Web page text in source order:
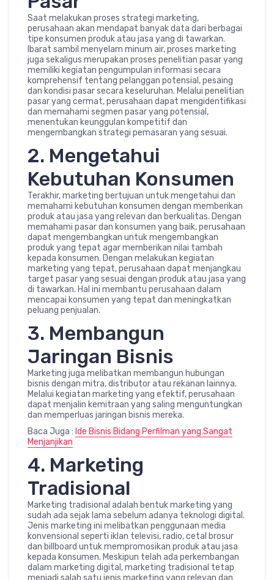
Saat melakukan proses strategi marketing,
perusahaan akan mendapat banyak data dari berbagai
tipe konsumen produk atau jasa yang di tawarkan.
Ibarat sambil menyelam minum air, proses marketing
juga sekaligus merupakan proses penelitian pasar yang
memiliki kegiatan pengumpulan informasi secara
komprehensif tentang pelanggan potensial, pesaing
dan kondisi pasar secara keseluruhan. Melalui penelitian
pasar yang cermat, perusahaan dapat mengidentifikasi
dan memahami segmen pasar yang potensial,
menentukan keunggulan kompetitif dan
mengembangkan strategi pemasaran yang sesuai.
2. Mengetahui
Kebutuhan Konsumen
Terakhir, marketing bertujuan untuk mengetahui dan
memahami kebutuhan konsumen dengan memberikan
produk atau jasa yang relevan dan berkualitas. Dengan
memahami pasar dan konsumen yang baik, perusahaan
dapat mengembangkan untuk mengembangkan
produk yang tepat agar memberikan nilai tambah
kepada konsumen. Dengan melakukan kegiatan
marketing yang tepat, perusahaan dapat menjangkau
target pasar yang sesuai dengan produk atau jasa yang
di tawarkan. Hal ini membantu perusahaan dalam
mencapai konsumen yang tepat dan meningkatkan
peluang penjualan.
3. Membangun
Jaringan Bisnis
Marketing juga melibatkan membangun hubungan
bisnis dengan mitra, distributor atau rekanan lainnya.
Melalui kegiatan marketing yang efektif, perusahaan
dapat menjalin kemitraan yang saling menguntungkan
dan memperluas jaringan bisnis mereka.
Baca Juga : Ide Bisnis Bidang Perfilman yang Sangat
Menjanjikan
4. Marketing
Tradisional
Marketing tradisional adalah bentuk marketing yang
sudah ada sejak lama sebelum adanya teknologi digital.
Jenis marketing ini melibatkan penggunaan media
konvensional seperti iklan televisi, radio, cetal brosur
dan billboard untuk mempromosikan produk atau jasa
kepada konsumen. Meskipun telah ada perkembangan
dalam marketing digital, marketing tradisional tetap